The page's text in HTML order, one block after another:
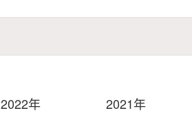
2022年 2021年